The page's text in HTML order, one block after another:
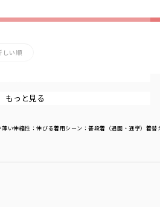
しい順
薄い伸縮性 ：伸びる着用シーン ：普段着（通園・通学） 着替
スが♪
Tシャツです。
イント〇
チまでとなります。
クデザインも
もっと見る